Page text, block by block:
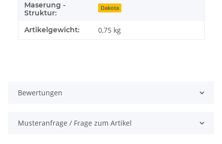
Maserung -
Struktur:
Dakota
Artikelgewicht: 0,75 kg
Bewertungen
Musteranfrage / Frage zum Artikel